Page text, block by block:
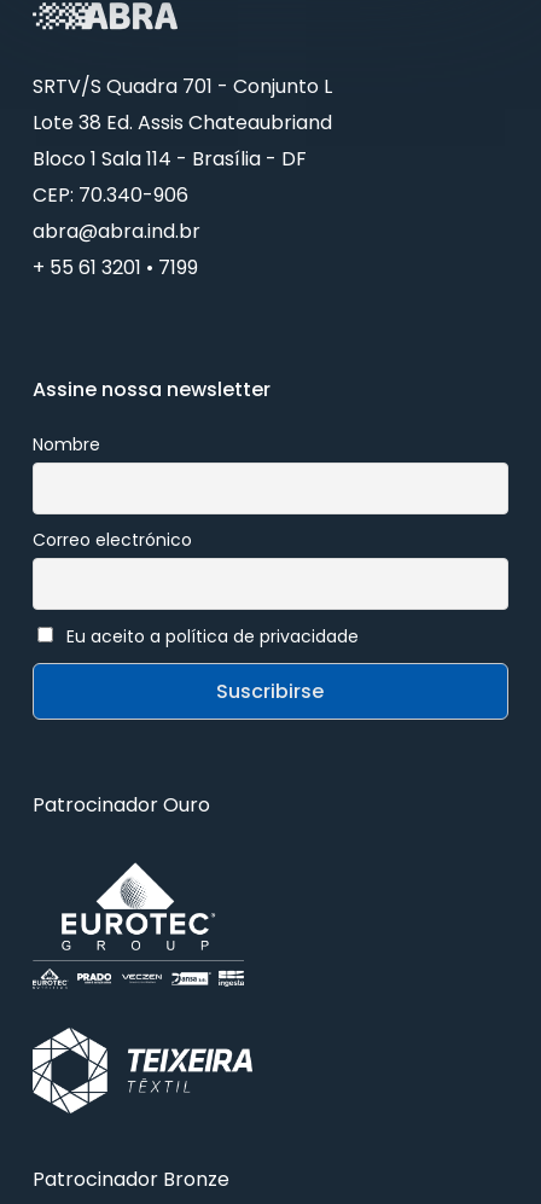
SRTV/S Quadra 701 - Conjunto L
Lote 38 Ed. Assis Chateaubriand
Bloco 1 Sala 114 - Brasília - DF
CEP: 70.340-906
abra@abra.ind.br
+ 55 61 3201 • 7199
Assine nossa newsletter
Nombre
Correo electrónico
Eu aceito a política de privacidade
Patrocinador Ouro
Patrocinador Bronze